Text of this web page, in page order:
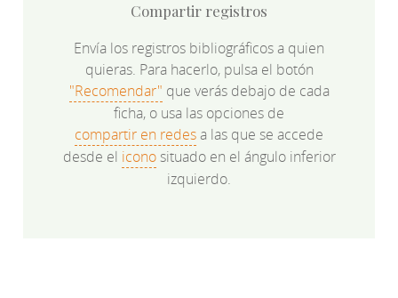
Compartir registros
Envía los registros bibliográficos a quien
quieras. Para hacerlo, pulsa el botón
"Recomendar" que verás debajo de cada
ficha, o usa las opciones de
compartir en redesa las que se accede
desde el iconosituado en el ángulo inferior
izquierdo.